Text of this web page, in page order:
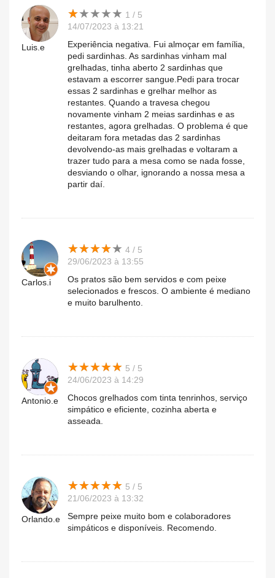
Luis.e
★★★★★
★★★★★ 1 / 5
14/07/2023 à 13:21
Experiência negativa. Fui almoçar em família,
pedi sardinhas. As sardinhas vinham mal
grelhadas, tinha aberto 2 sardinhas que
estavam a escorrer sangue.Pedi para trocar
essas 2 sardinhas e grelhar melhor as
restantes. Quando a travesa chegou
novamente vinham 2 meias sardinhas e as
restantes, agora grelhadas. O problema é que
deitaram fora metadas das 2 sardinhas
devolvendo-as mais grelhadas e voltaram a
trazer tudo para a mesa como se nada fosse,
desviando o olhar, ignorando a nossa mesa a
partir daí.
Carlos.i
★★★★★
★★★★★ 4 / 5
29/06/2023 à 13:55
Os pratos são bem servidos e com peixe
selecionados e frescos. O ambiente é mediano
e muito barulhento.
Antonio.e
★★★★★
★★★★★ 5 / 5
24/06/2023 à 14:29
Chocos grelhados com tinta tenrinhos, serviço
simpático e eficiente, cozinha aberta e
asseada.
Orlando.e
★★★★★
★★★★★ 5 / 5
21/06/2023 à 13:32
Sempre peixe muito bom e colaboradores
simpáticos e disponíveis. Recomendo.